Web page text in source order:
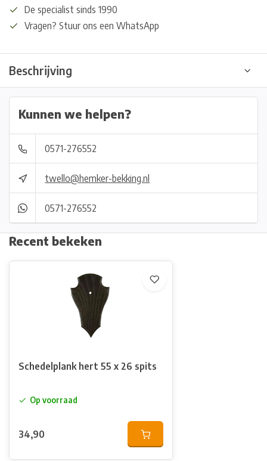
De specialist sinds 1990
Vragen? Stuur ons een WhatsApp
Beschrijving
Kunnen we helpen?
0571-276552
twello@hemker-bekking.nl
0571-276552
Recent bekeken
Schedelplank hert 55 x 26 spits
Op voorraad
34,90